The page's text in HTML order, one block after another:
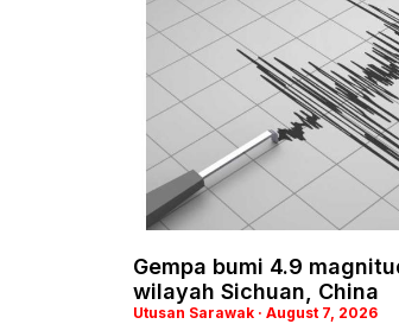
Gempa bumi 4.9
wilayah Sichuan, China
Utusan Sarawak August 7, 2026